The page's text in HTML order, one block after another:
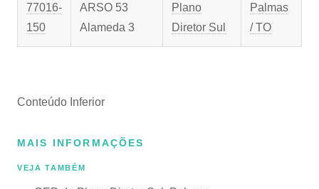
77016-
150
ARSO 53
Alameda 3
Plano
Diretor Sul
Palmas
/ TO
Conteúdo Inferior
MAIS INFORMAÇÕES
VEJA TAMBÉM